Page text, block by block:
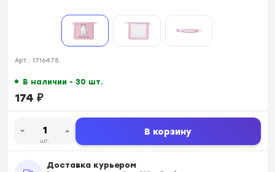
Арт.: 1716475
В наличии - 30 шт.
174 ₽
шт.
В корзину
Доставка курьером